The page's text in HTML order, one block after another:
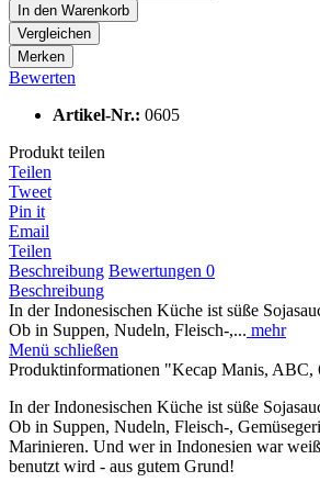
In den Warenkorb
Vergleichen
Merken
Bewerten
Artikel-Nr.: 0605
Produkt teilen
Teilen
Tweet
Pin it
Email
Teilen
Beschreibung Bewertungen 0
Beschreibung
In der Indonesischen Küche ist süße
Ob in Suppen, Nudeln, Fleisch-,... mehr
Menü schließen
Produktinformationen "Kecap Manis, ABC,
In der Indonesischen Küche ist süße
Ob in Suppen, Nudeln, Fleisch-,
Marinieren. Und wer in Indonesien war
benutzt wird - aus gutem Grund!